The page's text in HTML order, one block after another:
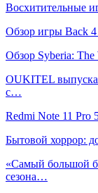
Восхитительные
Обзор игры Back
Обзор Syberia:
OUKITEL
с…
Redmi Note 11 Pro
Бытовой хоррор:
«Самый большой
сезона…